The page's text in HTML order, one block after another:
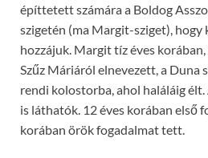
építtetett számára a Boldog
szigetén (ma Margit-sziget), hogy
hozzájuk. Margit tíz éves
Szűz Máriáról elnevezett, a Duna
rendi kolostorba, ahol haláláig
is láthatók. 12 éves korában első
korában örök fogadalmat tett.